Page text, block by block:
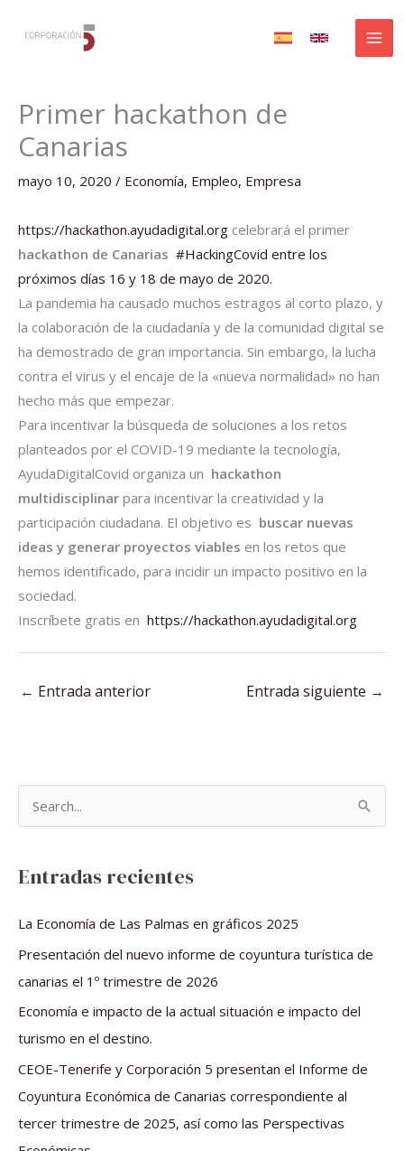
Primer hackathon de
Canarias
mayo 10, 2020 / Economía, Empleo, Empresa
https://hackathon.ayudadigital.org celebrará el primer
hackathon de Canarias #HackingCovid entre los
próximos días 16 y 18 de mayo de 2020.
La pandemia ha causado muchos estragos al corto plazo, y
la colaboración de la ciudadanía y de la comunidad digital se
ha demostrado de gran importancia. Sin embargo, la lucha
contra el virus y el encaje de la «nueva normalidad» no han
hecho más que empezar.
Para incentivar la búsqueda de soluciones a los retos
planteados por el COVID-19 mediante la tecnología,
AyudaDigitalCovid organiza un hackathon
multidisciplinar para incentivar la creatividad y la
participación ciudadana. El objetivo es buscar nuevas
ideas y generar proyectos viables en los retos que
hemos identificado, para incidir un impacto positivo en la
sociedad.
Inscríbete gratis en https://hackathon.ayudadigital.org
← Entrada anterior Entrada siguiente →
a
Entradas recientes
La Economía de Las Palmas en gráficos 2025
Presentación del nuevo informe de coyuntura turística de
canarias el 1º trimestre de 2026
Economía e impacto de la actual situación e impacto del
turismo en el destino.
CEOE-Tenerife y Corporación 5 presentan el Informe de
Coyuntura Económica de Canarias correspondiente al
tercer trimestre de 2025, así como las Perspectivas